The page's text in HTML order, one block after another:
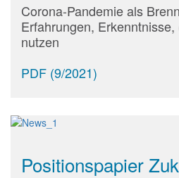
Corona-Pandemie als
Erfahrungen,
nutzen
PDF (9/2021)
Positionspapier